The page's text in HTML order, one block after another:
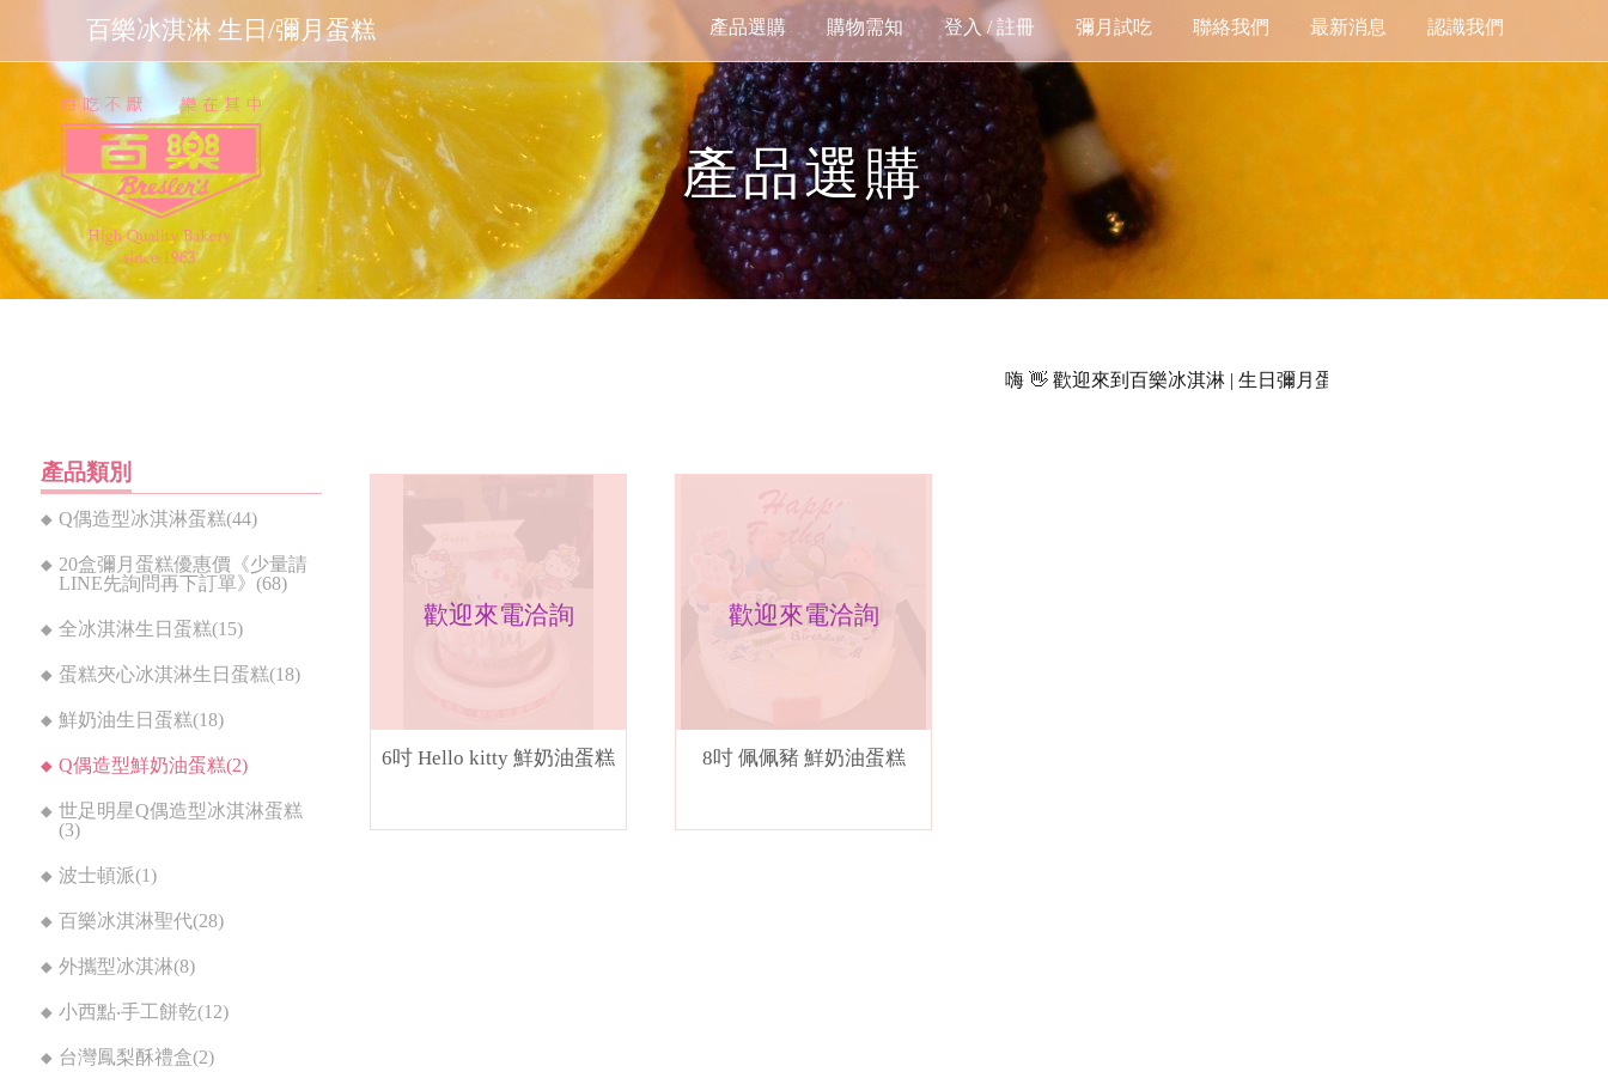
百樂冰淇淋 生日/彌月蛋糕 產品選購 購物需知 登入 / 註冊 彌月試吃 聯絡我們 最新消息 認識我們
產品選購
嗨 👋 歡迎來到百樂冰淇淋 | 生日彌月蛋糕 營業時間｜10:30 - 21:30 地址
產品類別
Q偶造型冰淇淋蛋糕(44)
20盒彌月蛋糕優惠價《少量請
LINE先詢問再下訂單》(68)
全冰淇淋生日蛋糕(15)
蛋糕夾心冰淇淋生日蛋糕(18)
鮮奶油生日蛋糕(18)
Q偶造型鮮奶油蛋糕(2)
世足明星Q偶造型冰淇淋蛋糕
(3)
波士頓派(1)
百樂冰淇淋聖代(28)
外攜型冰淇淋(8)
小西點‧手工餅乾(12)
台灣鳳梨酥禮盒(2)
歡迎來電洽詢
6吋 Hello kitty 鮮奶油蛋糕
歡迎來電洽詢
8吋 佩佩豬 鮮奶油蛋糕